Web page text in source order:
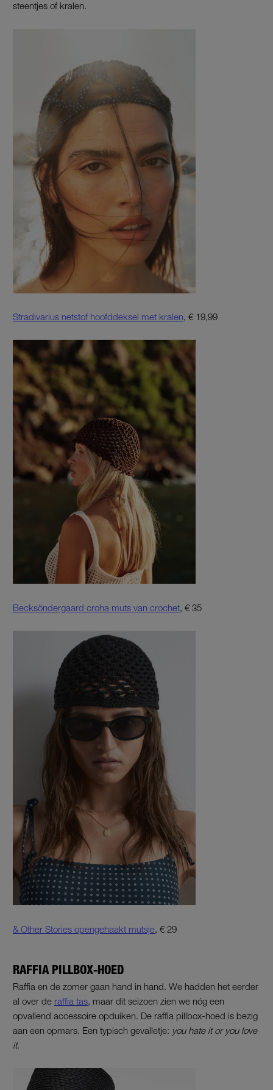
steentjes of kralen.
Stradivarius netstof hoofddeksel met kralen, € 19,99
Becksöndergaard croha muts van crochet, € 35
& Other Stories opengehaakt mutsje , € 29
RAFFIA PILLBOX-HOED
Raffia en de zomer gaan hand in hand. We hadden het eerder
al over de raffia tas , maar dit seizoen zien we nóg een
opvallend accessoire opduiken. De raffia pillbox-hoed is bezig
aan een opmars. Een typisch gevalletje: you hate it or you love
it.